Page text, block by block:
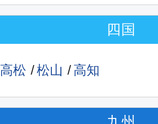
四国
高松 松山 高知